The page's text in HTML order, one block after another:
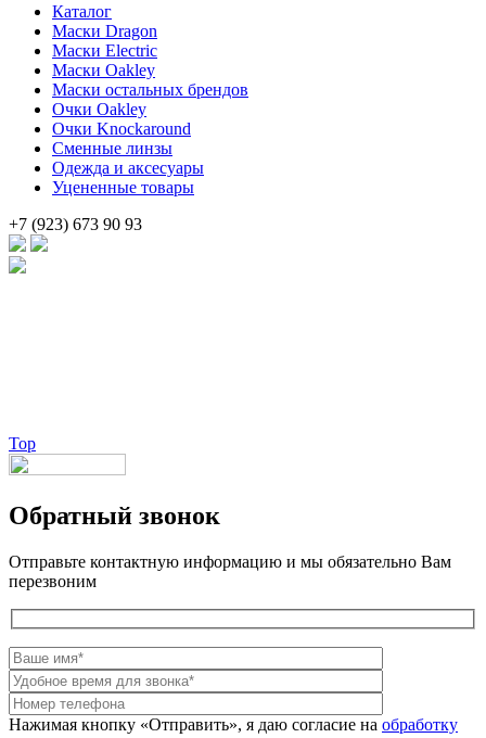
Каталог
Маски Dragon
Маски Electric
Маски Oakley
Маски остальных брендов
Очки Oakley
Очки Knockaround
Сменные линзы
Одежда и аксесуары
Уцененные товары
+7 (923) 673 90 93
Top
Обратный звонок
Отправьте контактную информацию и мы обязательно Вам
перезвоним
Нажимая кнопку «Отправить», я даю согласие на обработку